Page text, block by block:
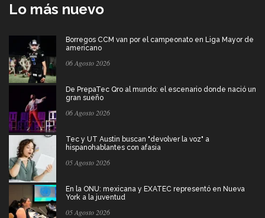
Lo más nuevo
Borregos CCM van por el campeonato en Liga Mayor de
americano
06 Agosto 2026
De PrepaTec Qro al mundo: el escenario donde nació un
gran sueño
06 Agosto 2026
Tec y UT Austin buscan "devolver la voz" a
hispanohablantes con afasia
05 Agosto 2026
En la ONU: mexicana y EXATEC representó en Nueva
York a la juventud
05 Agosto 2026